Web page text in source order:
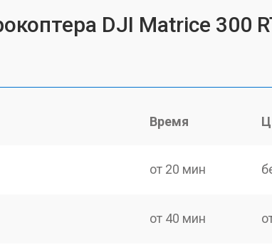
DJI Matrice 300
Время
от 20 мин
от 40 мин